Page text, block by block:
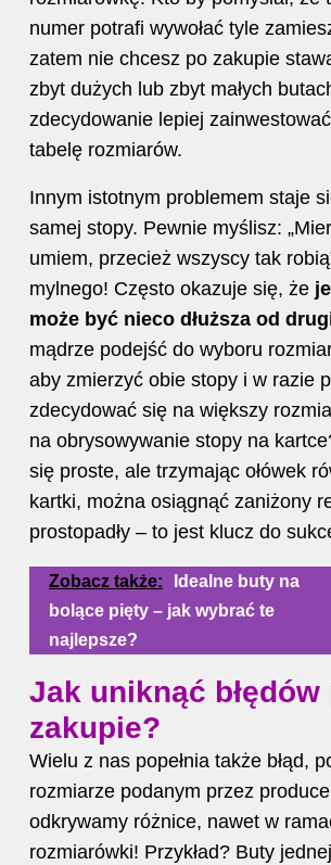
numer potrafi wywołać tyle
zatem nie chcesz po zakupie
zbyt dużych lub zbyt małych
zdecydowanie lepiej
tabelę rozmiarów.
Innym istotnym problemem staje
samej stopy. Pewnie myślisz:
umiem, przecież wszyscy tak
mylnego! Często okazuje się, że
może być nieco dłuższa od
mądrze podejść do wyboru
aby zmierzyć obie stopy i w razie
zdecydować się na większy
na obrysowywanie stopy na
się proste, ale trzymając ołówek
kartki, można osiągnąć zaniżony
prostopadły – to jest klucz do
Zobacz także:
Idealne buty na
bolące pięty – jak wybrać te
najlepsze?
Jak uniknąć błędów
zakupie?
Wielu z nas popełnia także błąd,
rozmiarze podanym przez
odkrywamy różnice, nawet w
rozmiarówki! Przykład? Buty